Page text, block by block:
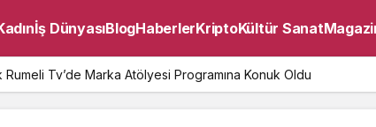
İş DünyasıBlogHaberlerKriptoKültür Sanat
Tv’de Marka Atölyesi Programına Konuk Oldu